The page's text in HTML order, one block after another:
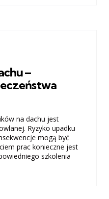
–
na dachu jest
Ryzyko upadku
mogą być
prac konieczne jest
szkolenia